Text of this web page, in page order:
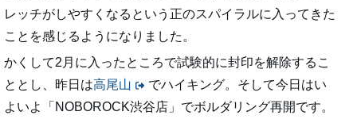
レッチがしやすくなるという正のスパイラルに入ってきた
ことを感じるようになりました。
かくして2月に入ったところで試験的に封印を解除するこ
ととし、昨日は高尾山
でハイキング。そして今日はい
よいよ「NOBOROCK渋谷店」でボルダリング再開です。